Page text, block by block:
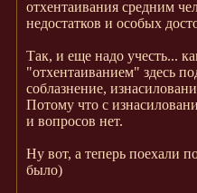
отхентаивания средним
недостатков и особых
Так, и еще надо учесть...
"отхентаиванием" здесь
соблазнение,
Потому что с
и вопросов нет.
Ну вот, а теперь поехали
было)